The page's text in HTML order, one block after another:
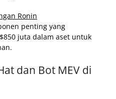
Ronin
penting yang
juta dalam aset untuk
dan Bot MEV di